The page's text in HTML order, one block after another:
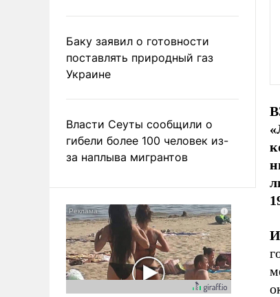
Баку заявил о готовности
поставлять природный газ
Украине
Власти Сеуты сообщили о
гибели более 100 человек из-
за наплыва мигрантов